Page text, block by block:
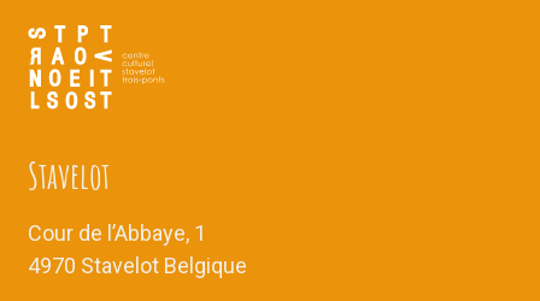
Stavelot
Cour de l’Abbaye, 1
4970 Stavelot Belgique